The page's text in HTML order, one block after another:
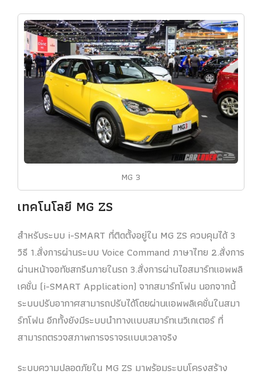
MG 3
เทคโนโลยี MG ZS
สำหรับระบบ i-SMART ที่ติดตั้งอยู่ใน MG ZS ควบคุมได้ 3
วิธี 1.สั่งการผ่านระบบ Voice Command ภาษาไทย 2.สั่งการ
ผ่านหน้าจอทัชสกรีนภายในรถ 3.สั่งการผ่านไอสมาร์ทแอพพลิ
เคชั่น (i-SMART Application) จากสมาร์ทโฟน นอกจากนี้
ระบบปรับอากาศสามารถปรับได้โดยผ่านแอพพลิเคชั่นในสมา
ร์ทโฟน อีกทั้งยังมีระบบนำทางแบบสมาร์ทเนวิเกเตอร์ ที่
สามารถตรวจสภาพการจราจรแบบเวลาจริง
ระบบความปลอดภัยใน MG ZS มาพร้อมระบบโครงสร้าง